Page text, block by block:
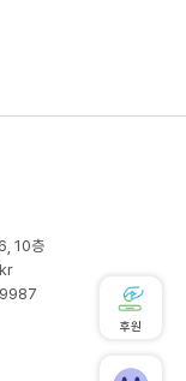
10층
후원